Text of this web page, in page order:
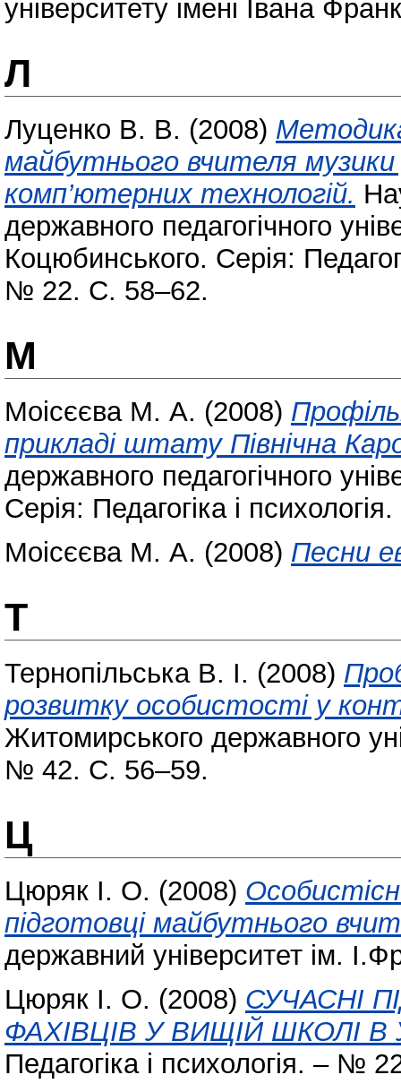
університету імені Івана
Л
Луценко В. В. (2008)
майбутнього вчителя
комп’ютерних технологій.
державного педагогічного
Коцюбинського. Серія:
№ 22. С. 58–62.
М
Моісєєва М. А. (2008)
прикладі штату Північна
державного педагогічного
Серія: Педагогіка і
Моісєєва М. А. (2008) Песни
Т
Тернопільська В. І. (2008)
розвитку особистості у
Житомирського державного
№ 42. С. 56–59.
Ц
Цюряк І. О. (2008)
підготовці майбутнього
державний університет ім.
Цюряк І. О. (2008) СУЧАСНІ
ФАХІВЦІВ У ВИЩІЙ ШКОЛІ В
Педагогіка і психологія. –